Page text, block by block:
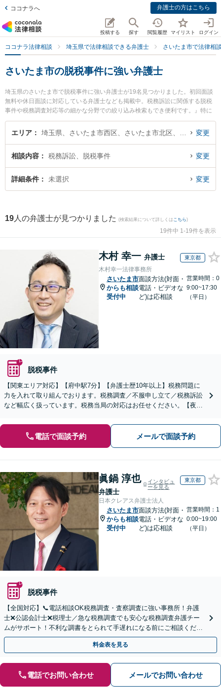
ココナラへ 弁護士の方はこちら
投稿する 探す 閲覧履歴 マイリスト ログイン
ココナラ法律相談 埼玉県で法律相談できる弁護士 さいたま市で法律相
さいたま市の脱税事件に強い弁護士
埼玉県のさいたま市で脱税事件に強い弁護士が19名見つかりました。初回面談
無料や休日面談に対応している弁護士なども掲載中。税務訴訟に関係する脱税
事件や税務調査対応等の細かな分野での絞り込み検索もでき便利です。』特に
弁護士法人みずき 大宮事務所の実成 圭司弁護士やサンライツ法律事務所の星野
泰志弁護士、弁護士法人プロテクトスタンス 大宮事務所の山本 晶彦弁護士のプ
『脱税事件のトラブル解決の実績豊富な近くの弁護士を検索したい』『初回相
談無料で脱税事件を法律相談できるさいたま市内の弁護士に相談予約したい』
などでお困りの相談者さんにおすすめです。
エリア 変更
相談内容 税務訴訟、脱税事件 変更
詳細条件 未選択 変更
19 人の弁護士が見つかりました (検索結果について詳しくは こちら)
19件中 1-19件を表示
木村 幸一 弁護士 東京都
木村幸一法律事務所
さいたま市
からも相談
受付中
面談方法(対面・
電話・ビデオな
ど)は応相談
営業時間：0
9:00~17:30
（平日）
脱税事件
【関東エリア対応】【府中駅7分】【弁護士歴10年以上】税務問題に
力を入れて取り組んでおります。税務調査／不服申し立て／税務訴訟
など幅広く扱っています。税務当局の対応はお任せください。【夜
電話で面談予約 メールで面談予約
眞鍋 淳也
弁護士
インタビュ
ーを見る
東京都
日本クレアス弁護士法人
さいたま市
からも相談
受付中
面談方法(対面・
電話・ビデオな
ど)は応相談
営業時間：1
0:00~19:00
（平日）
脱税事件
【全国対応】📞電話相談OK税務調査・査察調査に強い事務所！弁護
士❌公認会計士❌税理士／急な税務調査でも安心な税務調査弁護チー
ムがサポート！不利な調書をとられて手遅れになる前にご相談くださ
い。
料金表を見る
電話でお問い合わせ メールでお問い合わせ